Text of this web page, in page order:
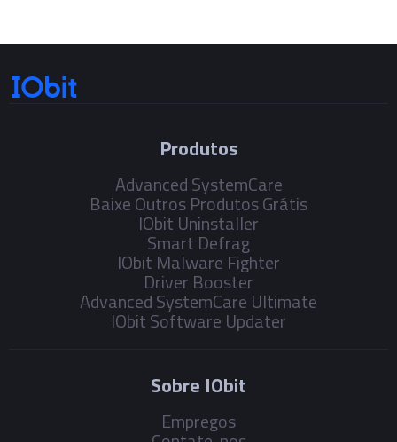
Produtos
Advanced SystemCare
Baixe Outros Produtos Grátis
IObit Uninstaller
Smart Defrag
IObit Malware Fighter
Driver Booster
Advanced SystemCare Ultimate
IObit Software Updater
Sobre IObit
Empregos